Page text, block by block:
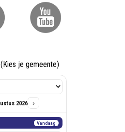
(Kies je gemeente)